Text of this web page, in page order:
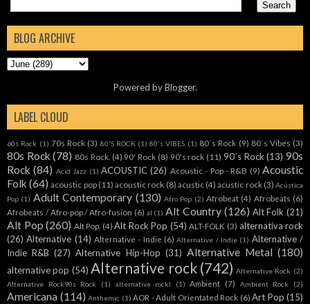
BLOG ARCHIVE
Powered byBlogger.
LABEL CLOUD
60s Rock (1) 70s Rock (3) 80'S ROCK (1) 80's VIBES (1) 80´s Rock (9) 80´s Vibes (3)
80s Rock (78) 80s Rock. (4) 90' Rock (8) 90's rock (11) 90´s Rock (13) 90s
Rock (84) Acid Jazz (1) ACOUSTIC (26) Acoustic - Pop - R&B (9) Acoustic
Folk (64) acoustic pop (11) acoustic rock (8) acustic (4) acustic rock (3) Acústica
Pop (1) Adult Contemporary (130) Afro Pop (2) Afrobeat (4) Afrobeats (6)
Afrobeats / Afro-pop / Afro-fusion (6) al (1) Alt Country (126) Alt Folk (21)
Alt Pop (260) Alt Pop. (4) Alt Rock Pop (54) ALT-FOLK (3) alternativa rock
(26) Alternative (14) Alternative - Indie (6) Alternative / Indie (1) Alternative /
Indie R&B (27) Alternative Hip-Hop (31) Alternative Metal (180)
alternative pop (54) Alternative rock (742) Alternative Rock. (2)
Alternative Rock90s Rock
(1) alternative rockl (1) Ambient (7) Ambient Rock (2)
Americana (114) Anthemic (1) AOR - Adult Orientated Rock (6) Art Pop (15)